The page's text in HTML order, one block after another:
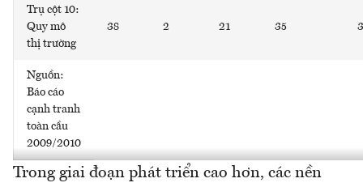
Trụ cột 10:
Quy mô
thị trường
38 2 21 35
Nguồn:
Báo cáo
cạnh tranh
toàn cầu
2009/2010
Trong giai đoạn phát triển cao hơn, các nền